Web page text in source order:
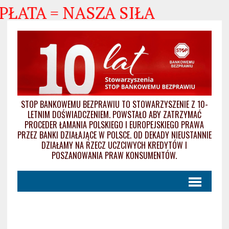
= NASZA SIŁA
STOP BANKOWEMU BEZPRAWIU TO STOWARZYSZENIE Z 10-
LETNIM DOŚWIADCZENIEM. POWSTAŁO ABY ZATRZYMAĆ
PROCEDER ŁAMANIA POLSKIEGO I EUROPEJSKIEGO PRAWA
PRZEZ BANKI DZIAŁAJĄCE W POLSCE. OD DEKADY NIEUSTANNIE
DZIAŁAMY NA RZECZ UCZCIWYCH KREDYTÓW I
POSZANOWANIA PRAW KONSUMENTÓW.